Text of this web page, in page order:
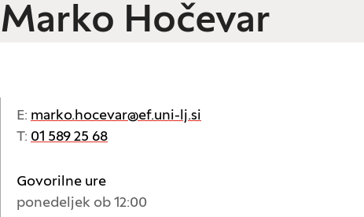
Marko Hočevar
E: marko.hocevar@ef.uni-lj.si
T: 01 589 25 68
Govorilne ure
ponedeljek ob 12:00